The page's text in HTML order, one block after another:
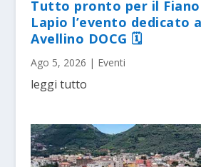
Tutto pronto per il Fiano
Lapio l’evento dedicato
Avellino DOCG 🗓
Ago 5, 2026 | Eventi
leggi tutto